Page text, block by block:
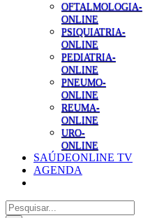
OFTALMOLOGIA-
ONLINE
PSIQUIATRIA-
ONLINE
PEDIATRIA-
ONLINE
PNEUMO-
ONLINE
REUMA-
ONLINE
URO-
ONLINE
SAÚDEONLINE TV
AGENDA
Pesquisar